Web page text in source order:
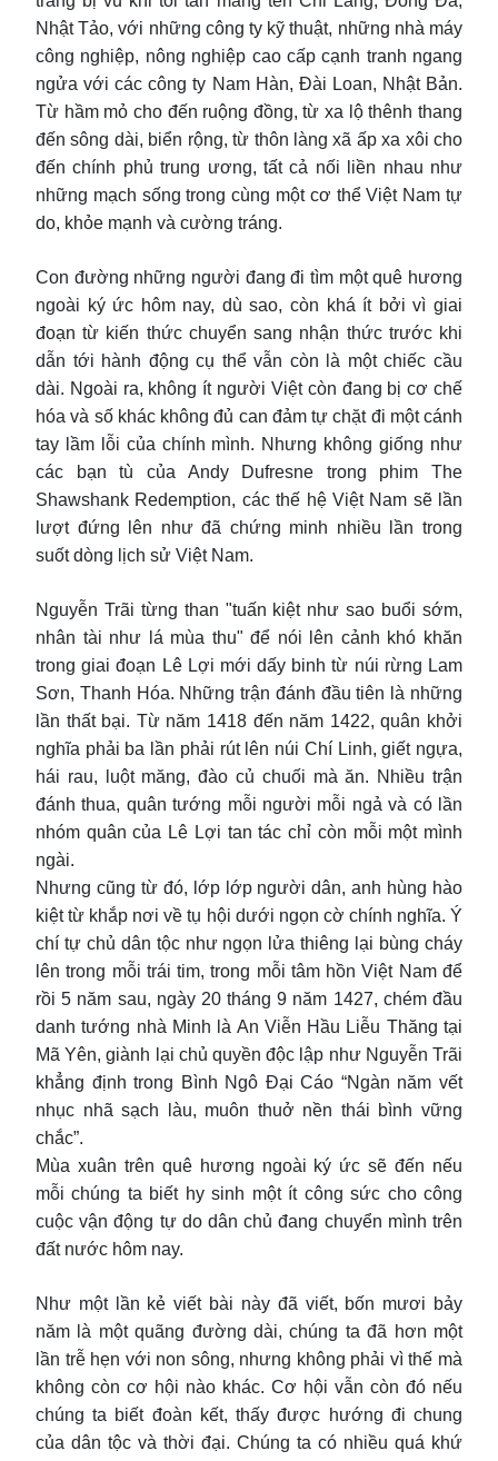
Nhật Tảo, với những công ty kỹ thuật, những nhà máy
công nghiệp, nông nghiệp cao cấp cạnh tranh ngang
ngửa với các công ty Nam Hàn, Đài Loan, Nhật Bản.
Từ hầm mỏ cho đến ruộng đồng, từ xa lộ thênh thang
đến sông dài, biển rộng, từ thôn làng xã ấp xa xôi cho
đến chính phủ trung ương, tất cả nối liền nhau như
những mạch sống trong cùng một cơ thể Việt Nam tự
do, khỏe mạnh và cường tráng.
Con đường những người đang đi tìm một quê hương
ngoài ký ức hôm nay, dù sao, còn khá ít bởi vì giai
đoạn từ kiến thức chuyển sang nhận thức trước khi
dẫn tới hành động cụ thể vẫn còn là một chiếc cầu
dài. Ngoài ra, không ít người Việt còn đang bị cơ chế
hóa và số khác không đủ can đảm tự chặt đi một cánh
tay lầm lỗi của chính mình. Nhưng không giống như
các bạn tù của Andy Dufresne trong phim The
Shawshank Redemption, các thế hệ Việt Nam sẽ lần
lượt đứng lên như đã chứng minh nhiều lần trong
suốt dòng lịch sử Việt Nam.
Nguyễn Trãi từng than "tuấn kiệt như sao buổi sớm,
nhân tài như lá mùa thu" để nói lên cảnh khó khăn
trong giai đoạn Lê Lợi mới dấy binh từ núi rừng Lam
Sơn, Thanh Hóa. Những trận đánh đầu tiên là những
lần thất bại. Từ năm 1418 đến năm 1422, quân khởi
nghĩa phải ba lần phải rút lên núi Chí Linh, giết ngựa,
hái rau, luột măng, đào củ chuối mà ăn. Nhiều trận
đánh thua, quân tướng mỗi người mỗi ngả và có lần
nhóm quân của Lê Lợi tan tác chỉ còn mỗi một mình
ngài.
Nhưng cũng từ đó, lớp lớp người dân, anh hùng hào
kiệt từ khắp nơi về tụ hội dưới ngọn cờ chính nghĩa. Ý
chí tự chủ dân tộc như ngọn lửa thiêng lại bùng cháy
lên trong mỗi trái tim, trong mỗi tâm hồn Việt Nam để
rồi 5 năm sau, ngày 20 tháng 9 năm 1427, chém đầu
danh tướng nhà Minh là An Viễn Hầu Liễu Thăng tại
Mã Yên, giành lại chủ quyền độc lập như Nguyễn Trãi
khẳng định trong Bình Ngô Đại Cáo “Ngàn năm vết
nhục nhã sạch làu, muôn thuở nền thái bình vững
chắc”.
Mùa xuân trên quê hương ngoài ký ức sẽ đến nếu
mỗi chúng ta biết hy sinh một ít công sức cho công
cuộc vận động tự do dân chủ đang chuyển mình trên
đất nước hôm nay.
Như một lần kẻ viết bài này đã viết, bốn mươi bảy
năm là một quãng đường dài, chúng ta đã hơn một
lần trễ hẹn với non sông, nhưng không phải vì thế mà
không còn cơ hội nào khác. Cơ hội vẫn còn đó nếu
chúng ta biết đoàn kết, thấy được hướng đi chung
của dân tộc và thời đại. Chúng ta có nhiều quá khứ